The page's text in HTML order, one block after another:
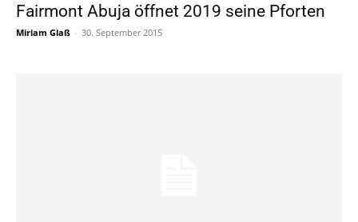
Fairmont Abuja öffnet 2019 seine Pforten
Miriam Glaß - 30. September 2015